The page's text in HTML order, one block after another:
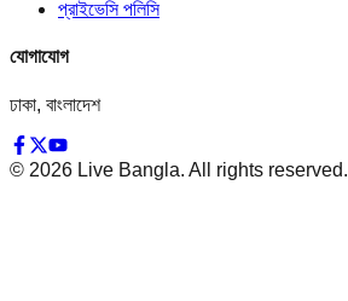
প্রাইভেসি পলিসি
যোগাযোগ
ঢাকা, বাংলাদেশ
© 2026 Live Bangla. All rights reserved.